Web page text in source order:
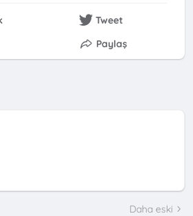
Tweet
Paylaş
Daha eski